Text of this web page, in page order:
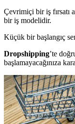
Çevrimiçi bir iş fırsatı
bir iş modelidir.
Küçük bir başlangıç
Dropshipping’te
başlamayacağınıza